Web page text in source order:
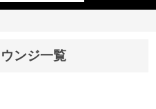
ンジ一覧